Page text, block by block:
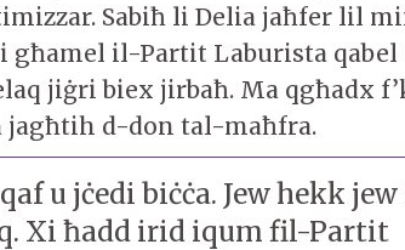
Sabiħ li Delia jaħfer lil
il-Partit Laburista qabel
jiġri biex jirbaħ. Ma qgħadx
d-don tal-maħfra.
u jċedi biċċa. Jew hekk jew
Xi ħadd irid iqum fil-Partit